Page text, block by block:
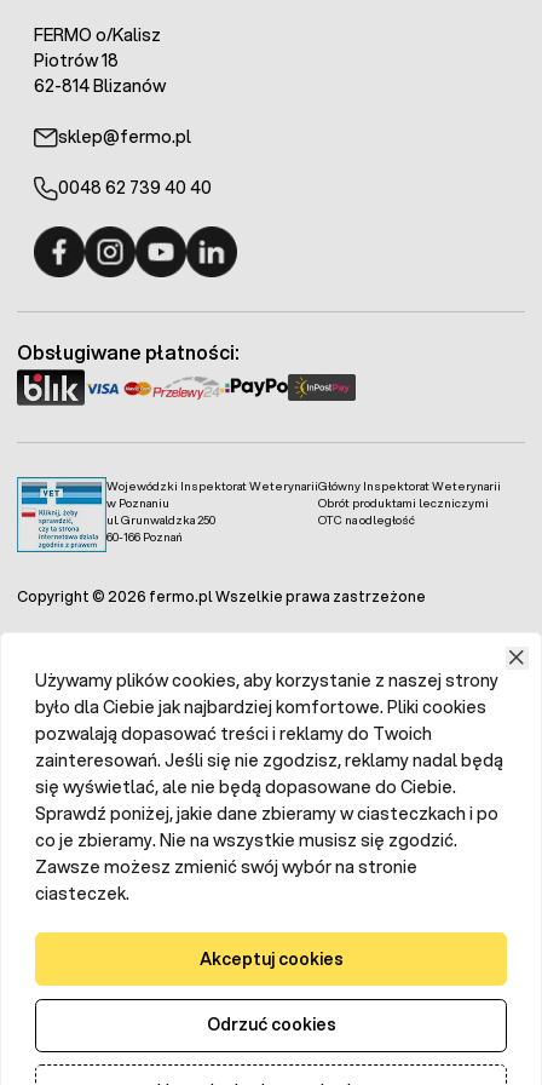
cieniste obszary czy blisko schronień. Optymalna
wysokość lusta wody w poideł dla koni to około 100cm.
Żłoby do pojenia i karmienia koni
dla koni , które są uzupełnieniem poideł automatycznych.
Łatwo dostępne i lekkie Żłoby przenośne oraz uniwersalne
FERMO o/Kalisz
Piotrów 18
62-814 Blizanów
sklep@fermo.pl
0048 62 739 40 40
Wojewódzki Inspektorat Weterynarii
w Poznaniu
ul. Grunwaldzka 250
60-166 Poznań
Główny Inspektorat Weterynarii
Obrót produktami leczniczymi
OTC na odległość
Obsługiwane płatności:
Copyright © 2026 fermo.pl Wszelkie prawa zastrzeżone
Używamy plików cookies, aby korzystanie z naszej strony
było dla Ciebie jak najbardziej komfortowe. Pliki cookies
pozwalają dopasować treści i reklamy do Twoich
zainteresowań. Jeśli się nie zgodzisz, reklamy nadal będą
się wyświetlać, ale nie będą dopasowane do Ciebie.
Sprawdź poniżej, jakie dane zbieramy w ciasteczkach i po
co je zbieramy. Nie na wszystkie musisz się zgodzić.
Zawsze możesz zmienić swój wybór na stronie
ciasteczek.
Akceptuj cookies
Odrzuć cookies